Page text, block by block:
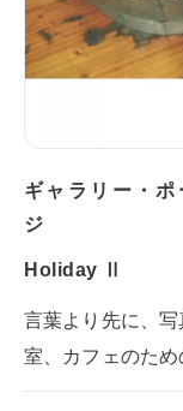
ギャラリー・
ジ
Holiday Ⅱ
言葉より先に、
室、カフェのた